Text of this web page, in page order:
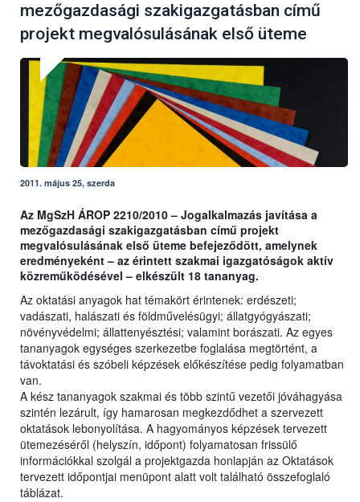
mezőgazdasági szakigazgatásban című
projekt megvalósulásának első üteme
2011. május 25, szerda
Az MgSzH ÁROP 2210/2010 – Jogalkalmazás javítása a
mezőgazdasági szakigazgatásban című projekt
megvalósulásának első üteme befejeződött, amelynek
eredményeként – az érintett szakmai igazgatóságok aktív
közreműködésével – elkészült 18 tananyag.
Az oktatási anyagok hat témakört érintenek: erdészeti;
vadászati, halászati és földművelésügyi; állatgyógyászati;
növényvédelmi; állattenyésztési; valamint borászati. Az egyes
tananyagok egységes szerkezetbe foglalása megtörtént, a
távoktatási és szóbeli képzések előkészítése pedig folyamatban
van.
A kész tananyagok szakmai és több szintű vezetői jóváhagyása
szintén lezárult, így hamarosan megkezdődhet a szervezett
oktatások lebonyolítása. A hagyományos képzések tervezett
ütemezéséről (helyszín, időpont) folyamatosan frissülő
információkkal szolgál a projektgazda honlapján az Oktatások
tervezett időpontjai menüpont alatt volt található összefoglaló
táblázat.